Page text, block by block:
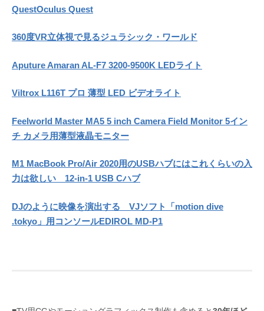
QuestOculus Quest
360度VR立体視で見るジュラシック・ワールド
Aputure Amaran AL-F7 3200-9500K LEDライト
Viltrox L116T プロ 薄型 LED ビデオライト
Feelworld Master MA5 5 inch Camera Field Monitor 5イン
チ カメラ用薄型液晶モニター
M1 MacBook Pro/Air 2020用のUSBハブにはこれくらいの入
力は欲しい 12-in-1 USB Cハブ
DJのように映像を演出する VJソフト「motion dive
.tokyo」用コンソールEDIROL MD-P1